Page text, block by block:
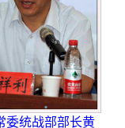
委统战部部长黄